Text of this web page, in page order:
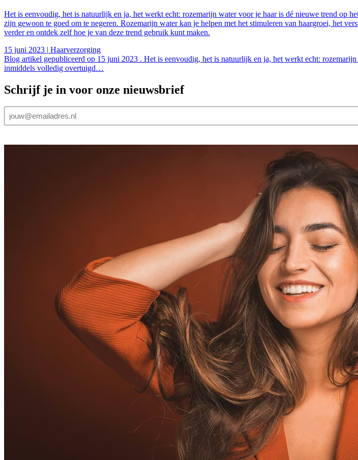
Het is eenvoudig, het is natuurlijk en ja, het werkt echt: rozemarijn water voor je haar is dé nieuwe trend op
zijn gewoon te goed om te negeren. Rozemarijn water kan je helpen met het stimuleren van haargroei, het
verder en ontdek zelf hoe je van deze trend gebruik kunt maken.
15 juni 2023 | Haarverzorging
Blog artikel gepubliceerd op 15 juni 2023 . Het is eenvoudig, het is natuurlijk en ja, het werkt echt:
inmiddels volledig overtuigd…
Schrijf je in voor onze nieuwsbrief
mailadres